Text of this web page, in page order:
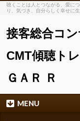
聴くことは人とつながる、愛に
り、気づき、自分らしく幸せに
接客総合コ
CMT傾聴ト
ＧＡＲ Ｒ
MENU